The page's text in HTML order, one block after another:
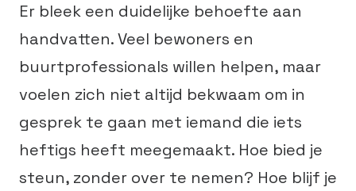
Er bleek een duidelijke behoefte aan
handvatten. Veel bewoners en
buurtprofessionals willen helpen, maar
voelen zich niet altijd bekwaam om in
gesprek te gaan met iemand die iets
heftigs heeft meegemaakt. Hoe bied je
steun, zonder over te nemen? Hoe blijf je